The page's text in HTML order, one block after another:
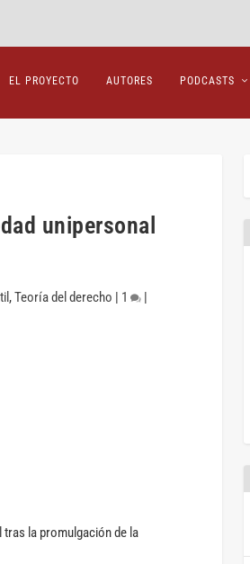
EL PROYECTO AUTORES PODCASTS
unipersonal
,Teoría del derecho | 1
la promulgación de la